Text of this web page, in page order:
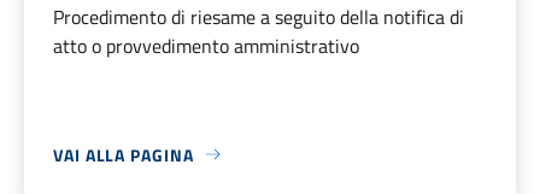
Procedimento di riesame a seguito della notifica di
atto o provvedimento amministrativo
VAI ALLA PAGINA